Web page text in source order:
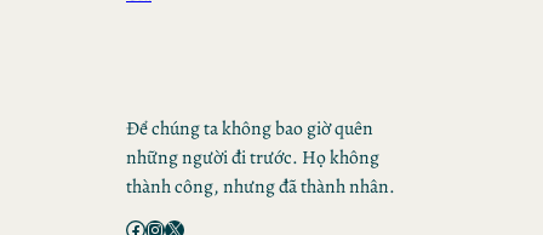
Để chúng ta không bao giờ quên
những người đi trước. Họ không
thành công, nhưng đã thành nhân.
Facebook InstagramX